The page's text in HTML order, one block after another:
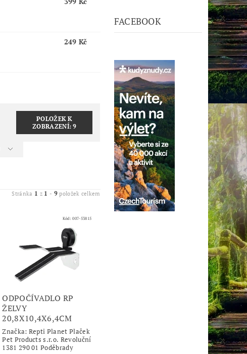
249 Kč
POLOŽEK K
ZOBRAZENÍ:9
Stránka 1 z 1 - 9položek celkem
Kód:007-53815
ODPOČÍVADLO RP
ŽELVY
20,8X10,4X6,4CM
Značka: Repti Planet Plaček
Pet Products s.r.o. Revoluční
1381 290 01 Poděbrady
FACEBOOK